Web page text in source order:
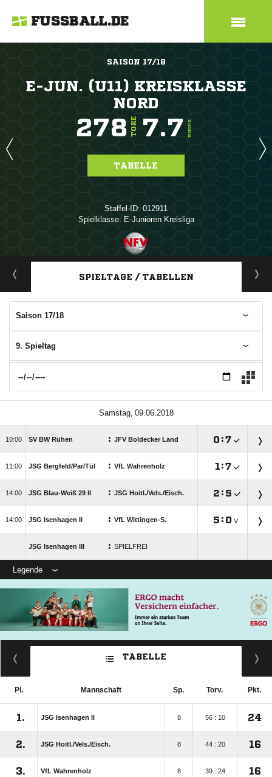
FUSSBALL.DE
SAISON 17/18
E-JUN. (U11) KREISKLASSE
NORD
278 TORE 7.7 TORE/SPIEL
TABELLE
Staffel-ID: 012911
Spielklasse: E-Junioren Kreisliga
ANZEIGE
SPIELTAGE / TABELLEN
Saison 17/18
9. Spieltag
 
 SV BW Rühen : JFV Boldecker Land :
 JSG Bergfeld/​Par/​Tül : VfL Wahrenholz  :
 JSG Blau-Weiß 29 II : JSG Hoitl./​Vels./​Eisch.  : 
 JSG Isenhagen II : VfL Wittingen-S.  : V
JSG Isenhagen III : SPIELFREI
Legende
TABELLE
Pl. Mannschaft Sp. Torv. Pkt.
1. JSG Isenhagen II 8 56 : 10 24
2. JSG Hoitl./​Vels./​Eisch. 8 44 : 20 16
3. VfL Wahrenholz 8 39 : 24 16